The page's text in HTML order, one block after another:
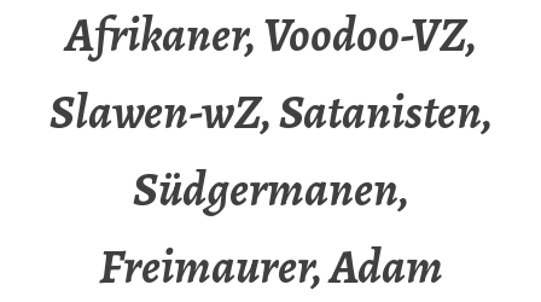
Afrikaner, Voodoo-VZ,
Slawen-wZ, Satanisten,
Südgermanen,
Freimaurer, Adam